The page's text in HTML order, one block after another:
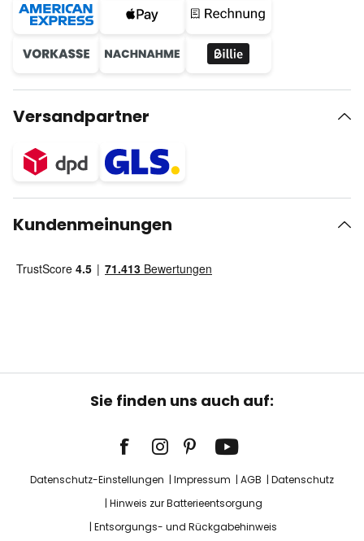
Versandpartner
Kundenmeinungen
Sie finden uns auch auf:
Datenschutz-Einstellungen Impressum AGB
Datenschutz
Hinweis zur Batterieentsorgung
Entsorgungs- und Rückgabehinweis